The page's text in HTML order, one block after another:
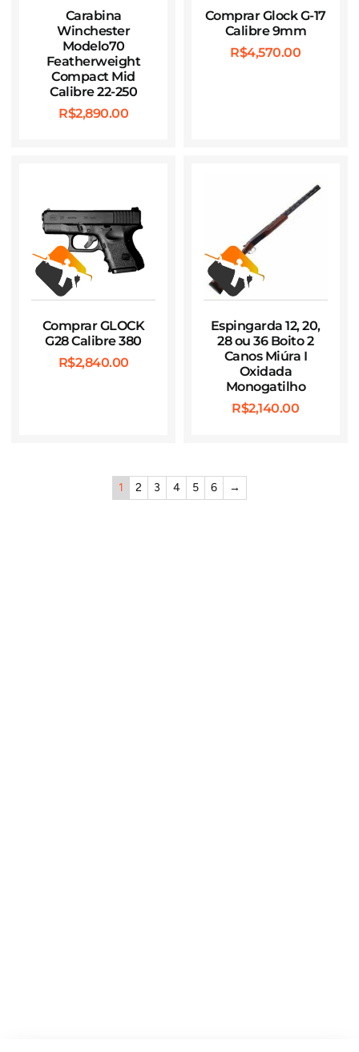
Carabina
Winchester
Modelo70
Featherweight
Compact Mid
Calibre 22-250
R$2,890.00
Comprar Glock G-17
Calibre 9mm
R$4,570.00
Comprar GLOCK
G28 Calibre 380
R$2,840.00
Espingarda 12, 20,
28 ou 36 Boito 2
Canos Miúra I
Oxidada
Monogatilho
R$2,140.00
1 2 3 4 5 6 →